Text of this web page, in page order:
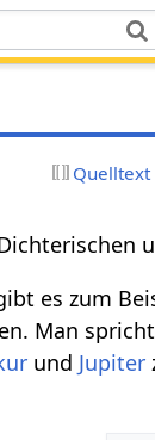
Quelltext
es zum
Man
und Jupiter